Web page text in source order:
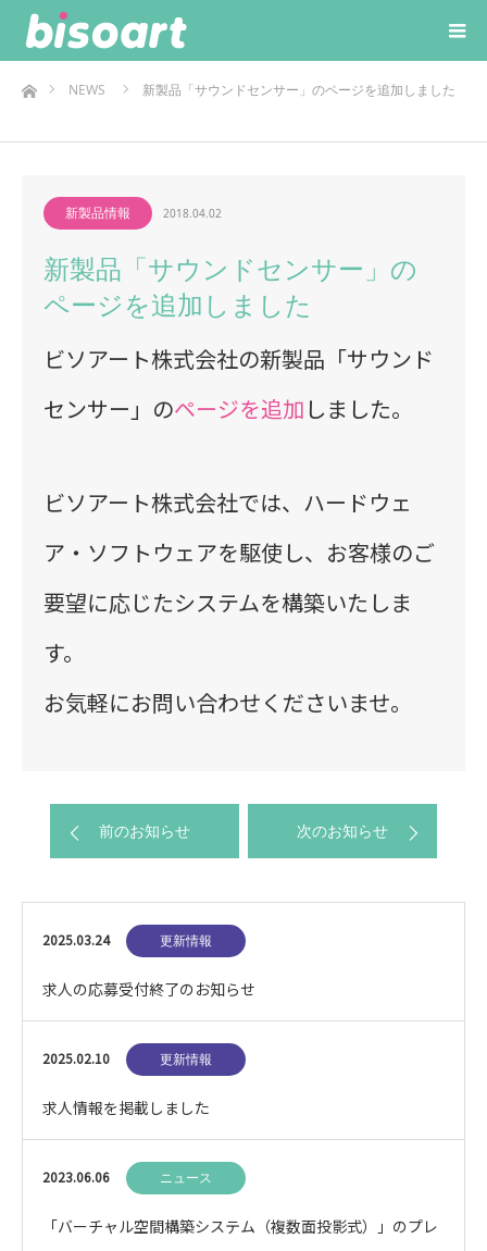
ホームNEWS 新製品「サウンドセンサー」のページを追加しました
新製品情報 2018.04.02
新製品「サウンドセンサー」の
ページを追加しました
ビソアート株式会社の新製品「サウンド
センサー」のページを追加 しました。
ビソアート株式会社では、ハードウェ
ア・ソフトウェアを駆使し、お客様のご
要望に応じたシステムを構築いたしま
す。
お気軽にお問い合わせくださいませ。
前のお知らせ 次のお知らせ
2025.03.24 更新情報
求人の応募受付終了のお知らせ
2025.02.10 更新情報
求人情報を掲載しました
2023.06.06 ニュース
「バーチャル空間構築システム（複数面投影式）」のプレ